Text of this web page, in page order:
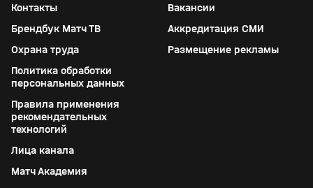
Контакты
Брендбук Матч ТВ
Охрана труда
Политика обработки
персональных данных
Правила применения
рекомендательных
технологий
Лица канала
Матч Академия
Вакансии
Аккредитация СМИ
Размещение рекламы